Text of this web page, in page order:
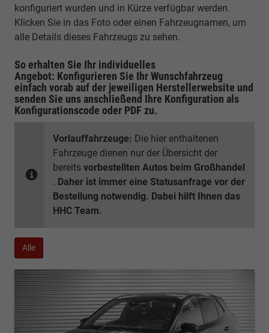
konfiguriert wurden und in Kürze verfügbar werden.
Klicken Sie in das Foto oder einen Fahrzeugnamen, um
alle Details dieses Fahrzeugs zu sehen.
So erhalten Sie Ihr individuelles
Angebot: Konfigurieren Sie Ihr Wunschfahrzeug
einfach vorab auf der jeweiligen Herstellerwebsite und
senden Sie uns anschließend Ihre Konfiguration als
Konfigurationscode oder PDF zu.
Vorlauffahrzeuge: Die hier enthaltenen
Fahrzeuge dienen nur der Übersicht der
bereits vorbestellten Autos beim Großhandel
. Daher ist immer eine Statusanfrage vor der
Bestellung notwendig. Dabei hilft Ihnen das
HHC Team.
Alle